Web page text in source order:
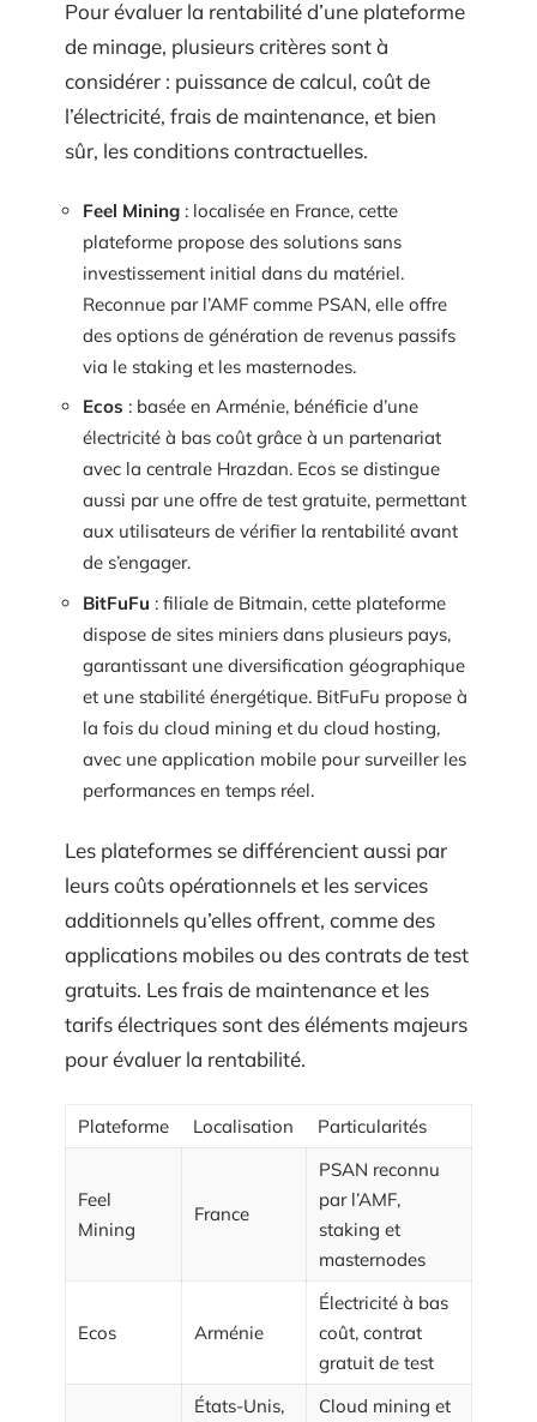
Pour évaluer la rentabilité d’une plateforme
de minage, plusieurs critères sont à
considérer : puissance de calcul, coût de
l’électricité, frais de maintenance, et bien
sûr, les conditions contractuelles.
Feel Mining : localisée en France, cette
plateforme propose des solutions sans
investissement initial dans du matériel.
Reconnue par l’AMF comme PSAN, elle offre
des options de génération de revenus passifs
via le staking et les masternodes.
Ecos : basée en Arménie, bénéficie d’une
électricité à bas coût grâce à un partenariat
avec la centrale Hrazdan. Ecos se distingue
aussi par une offre de test gratuite, permettant
aux utilisateurs de vérifier la rentabilité avant
de s’engager.
BitFuFu : filiale de Bitmain, cette plateforme
dispose de sites miniers dans plusieurs pays,
garantissant une diversification géographique
et une stabilité énergétique. BitFuFu propose à
la fois du cloud mining et du cloud hosting,
avec une application mobile pour surveiller les
performances en temps réel.
Les plateformes se différencient aussi par
leurs coûts opérationnels et les services
additionnels qu’elles offrent, comme des
applications mobiles ou des contrats de test
gratuits. Les frais de maintenance et les
tarifs électriques sont des éléments majeurs
pour évaluer la rentabilité.
Plateforme Localisation Particularités
Feel
Mining
France
PSAN reconnu
par l’AMF,
staking et
masternodes
Ecos Arménie
Électricité à bas
coût, contrat
gratuit de test
États-Unis,
Cloud mining et